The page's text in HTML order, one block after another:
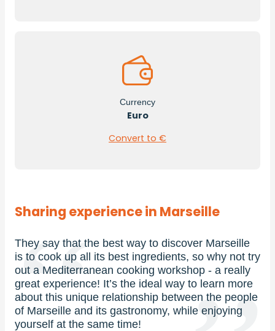
Currency
Euro
Convert to €
Sharing experience in Marseille
They say that the best way to discover Marseille
is to cook up all its best ingredients, so why not try
out a Mediterranean cooking workshop - a really
great experience! It’s the ideal way to learn more
about this unique relationship between the people
of Marseille and its gastronomy, while enjoying
yourself at the same time!